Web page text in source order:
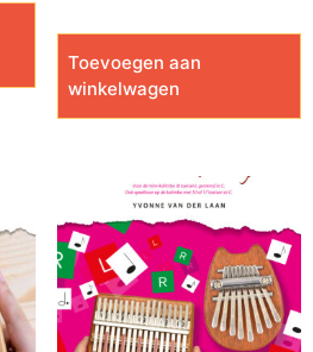
Toevoegen aan
winkelwagen